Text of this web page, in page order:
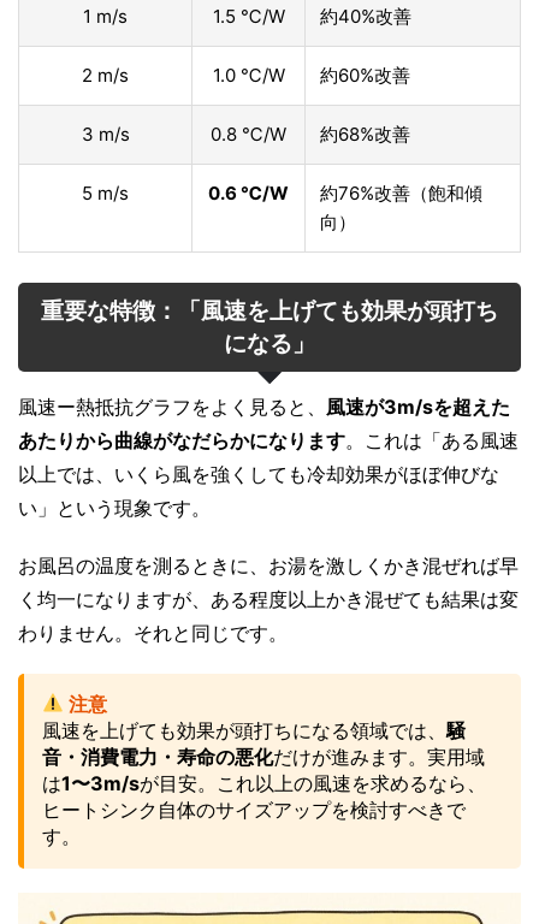
1 m/s 1.5 ℃/W 約40%改善
2 m/s 1.0 ℃/W 約60%改善
3 m/s 0.8 ℃/W 約68%改善
5 m/s 0.6 ℃/W
約76%改善（飽和傾
向）
重要な特徴：「風速を上げても効果が頭打ち
になる」
風速ー熱抵抗グラフをよく見ると、 風速が3m/sを超えた
あたりから曲線がなだらかになります。これは「ある風速
以上では、いくら風を強くしても冷却効果がほぼ伸びな
い」という現象です。
お風呂の温度を測るときに、お湯を激しくかき混ぜれば早
く均一になりますが、ある程度以上かき混ぜても結果は変
わりません。それと同じです。
注意
風速を上げても効果が頭打ちになる領域では、 騒
音・消費電力・寿命の悪化だけが進みます。実用域
は1〜3m/sが目安。これ以上の風速を求めるなら、
ヒートシンク自体のサイズアップを検討すべきで
す。